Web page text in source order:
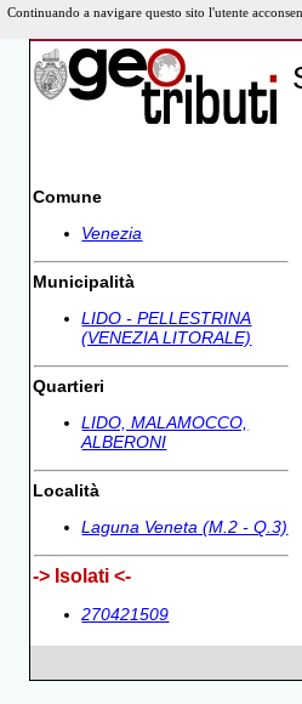
Comune
Venezia
Municipalità
LIDO - PELLESTRINA
(VENEZIA LITORALE)
Quartieri
LIDO, MALAMOCCO,
ALBERONI
Località
Laguna Veneta (M.2 - Q.3)
-> Isolati <-
270421509
Continuando a navigare questo sito l'utente